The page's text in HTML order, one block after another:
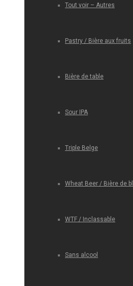
Tout voir – Autres
Pastry / Bière aux fruits
Bière de table
Sour IPA
Triple Belge
Wheat Beer / Bière de
WTF / Inclassable
Sans alcool